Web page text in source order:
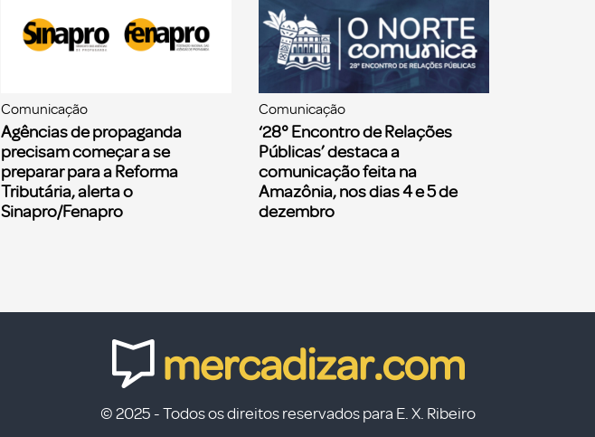
Comunicação
Agências de propaganda
precisam começar a se
preparar para a Reforma
Tributária, alerta o
Sinapro/Fenapro
Comunicação
‘28° Encontro de Relações
Públicas’ destaca a
comunicação feita na
Amazônia, nos dias 4 e 5 de
dezembro
© 2025 - Todos os direitos reservados para E. X. Ribeiro